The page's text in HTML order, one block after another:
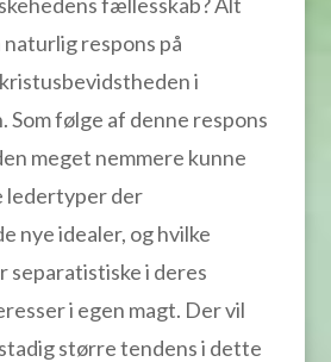
respons på
i
Som følge af denne respons
meget nemmere kunne
ledertyper der
nye idealer, og hvilke
separatistiske i deres
i egen magt. Der vil
større tendens i dette